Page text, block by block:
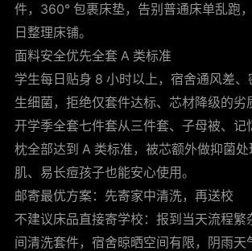
件，360° 包裹床垫，告别普通床单乱跑
日整理床铺。
面料安全优先全套 A 类标准
学生每日贴身 8 小时以上，宿舍通风差
生细菌，拒绝仅套件达标、芯材降级的劣
开学季全套七件套从三件套、子母被、记
枕全部达到 A 类标准，被芯额外做抑菌
肌、易长痘孩子也能安心使用。
邮寄最优方案：先寄家中清洗，再送校
不建议床品直接寄学校：报到当天流程繁
间清洗套件，宿舍晾晒空间有限，阴雨天